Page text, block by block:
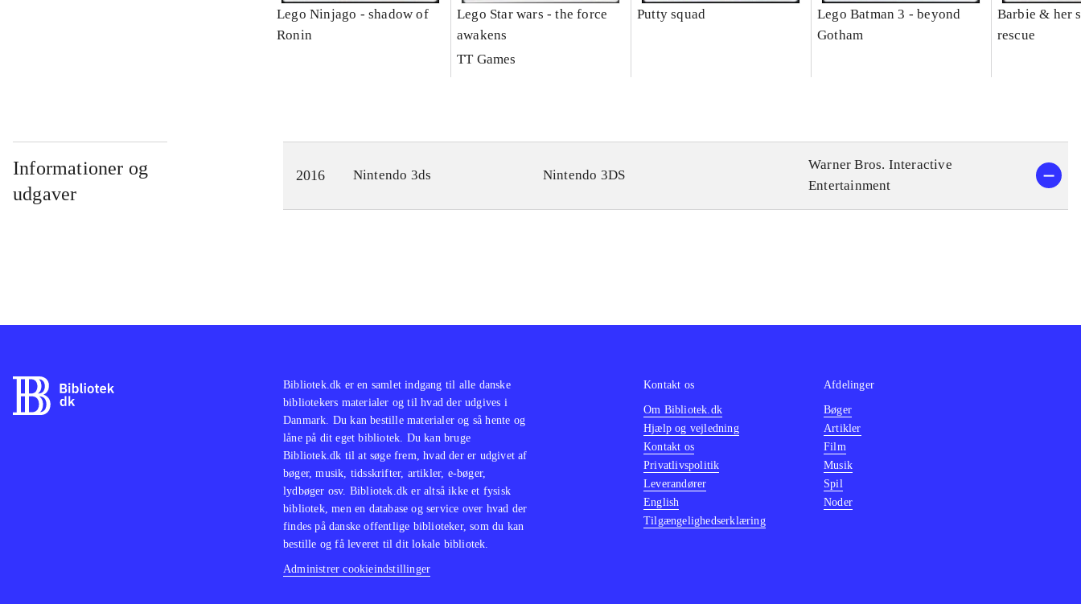
Lego Ninjago - shadow of
Ronin
Lego Star wars - the force
awakens
TT Games
Putty squad
Lego Batman 3 - beyond
Gotham
Barbie & her
rescue
Informationer og
udgaver
2016 Nintendo 3ds Nintendo 3DS
Warner Bros. Interactive
Entertainment
Bibliotek.dk er en samlet indgang til alle danske
bibliotekers materialer og til hvad der udgives i
Danmark. Du kan bestille materialer og så hente og
låne på dit eget bibliotek. Du kan bruge
Bibliotek.dk til at søge frem, hvad der er udgivet af
bøger, musik, tidsskrifter, artikler, e-bøger,
lydbøger osv. Bibliotek.dk er altså ikke et fysisk
bibliotek, men en database og service over hvad der
findes på danske offentlige biblioteker, som du kan
bestille og få leveret til dit lokale bibliotek.
Administrer cookieindstillinger
Kontakt os
Om Bibliotek.dk
Hjælp og vejledning
Kontakt os
Privatlivspolitik
Leverandører
English
Tilgængelighedserklæring
Afdelinger
Bøger
Artikler
Film
Musik
Spil
Noder